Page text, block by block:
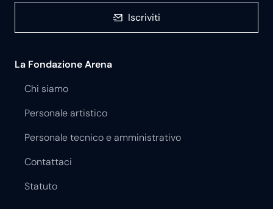
Iscriviti
La Fondazione Arena
Chi siamo
Personale artistico
Personale tecnico e amministrativo
Contattaci
Statuto